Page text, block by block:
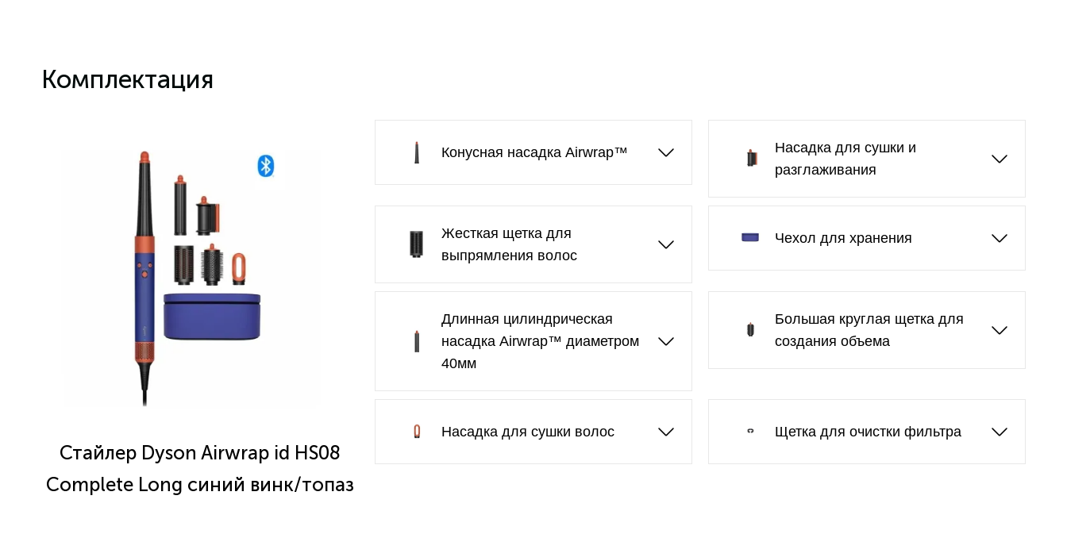
Комплектация
Стайлер Dyson Airwrap id HS08
Complete Long синий винк/топаз
Конусная насадка Airwrap™
Насадка для сушки и
разглаживания
Жесткая щетка для
выпрямления волос
Чехол для хранения
Длинная цилиндрическая
насадка Airwrap™ диаметром
40мм
Большая круглая щетка для
создания объема
Насадка для сушки волос Щетка для очистки фильтра